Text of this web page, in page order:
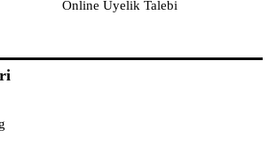
Online Üyelik Talebi